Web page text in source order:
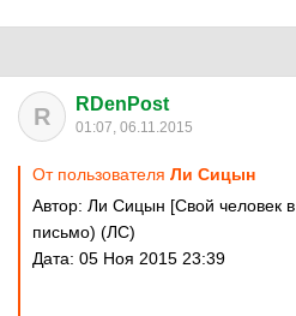
R RDenPost
01:07, 06.11.2015
От пользователя Ли Сицын
Автор: Ли Сицын [Свой человек
письмо) (ЛС)
Дата: 05 Ноя 2015 23:39